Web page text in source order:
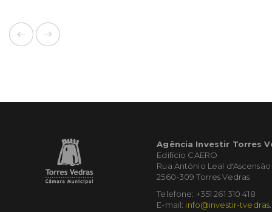
Agência Investir Torres
Edifício CAERO
Rua António Leal d'Ascensão
2560-309 Torres Vedras
Telefone: +351 261 310 418
E-mail: info@investir-